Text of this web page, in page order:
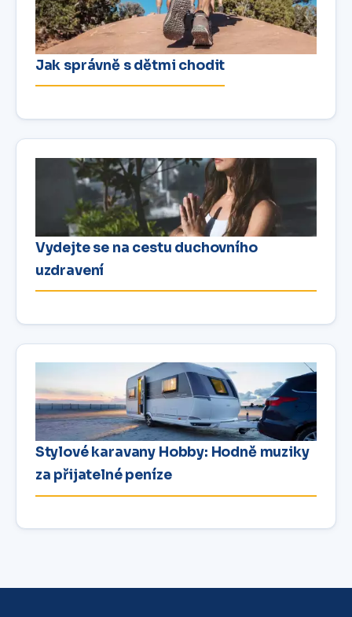
Jak správně s dětmi chodit
Vydejte se na cestu duchovního
uzdravení
Stylové karavany Hobby: Hodně muziky
za přijatelné peníze